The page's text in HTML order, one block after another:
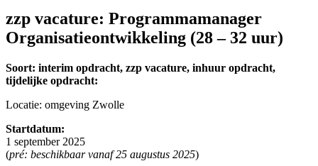
zzp vacature: Programmamanager
Organisatieontwikkeling (28 – 32 uur)
Soort: interim opdracht, zzp vacature, inhuur opdracht,
tijdelijke opdracht:
Locatie: omgeving Zwolle
Startdatum:
1 september 2025
(pré: beschikbaar vanaf 25 augustus 2025)